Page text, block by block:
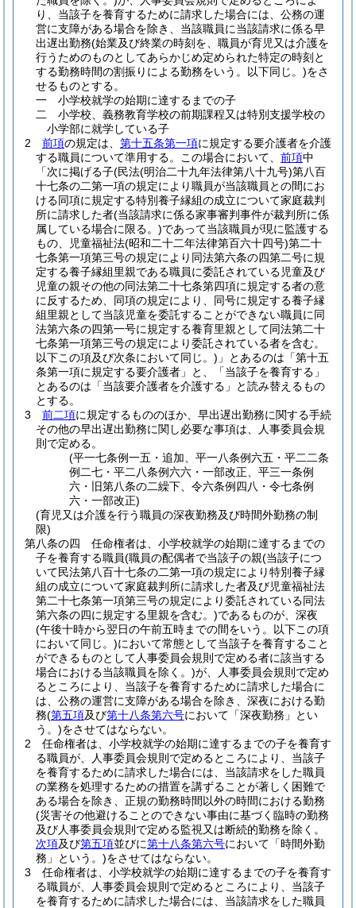
り、当該子を養育するために請求した場合には、公務の運
営に支障がある場合を除き、当該職員に当該請求に係る早
出遅出勤務(始業及び終業の時刻を、職員が育児又は介護を
行うためのものとしてあらかじめ定められた特定の時刻と
する勤務時間の割振りによる勤務をいう。以下同じ。)をさ
せるものとする。
一
小学校就学の始期に達するまでの子
二
小学校、義務教育学校の前期課程又は特別支援学校の
小学部に就学している子
2
前項の規定は、 第十五条第一項に規定する要介護者を介護
する職員について準用する。
この場合において、 前項中
「次に掲げる子(民法(明治二十九年法律第八十九号)第八百
十七条の二第一項の規定により職員が当該職員との間にお
ける同項に規定する特別養子縁組の成立について家庭裁判
所に請求した者(当該請求に係る家事審判事件が裁判所に係
属している場合に限る。)であって当該職員が現に監護する
もの、児童福祉法(昭和二十二年法律第百六十四号)第二十
七条第一項第三号の規定により同法第六条の四第二号に規
定する養子縁組里親である職員に委託されている児童及び
児童の親その他の同法第二十七条第四項に規定する者の意
に反するため、同項の規定により、同号に規定する養子縁
組里親として当該児童を委託することができない職員に同
法第六条の四第一号に規定する養育里親として同法第二十
七条第一項第三号の規定により委託されている者を含む。
以下この項及び次条において同じ。) 」とあるのは「第十五
条第一項に規定する要介護者」と、「当該子を養育する」
とあるのは「当該要介護者を介護する」と読み替えるもの
とする。
3
前二項に規定するもののほか、早出遅出勤務に関する手続
その他の早出遅出勤務に関し必要な事項は、人事委員会規
則で定める。
(平一七条例一五・追加、平一八条例六五・平二二条
例二七・平二八条例六六・一部改正、平三一条例
六・旧第八条の二繰下、令六条例四八・令七条例
六・一部改正)
(育児又は介護を行う職員の深夜勤務及び時間外勤務の制
限)
第八条の四
任命権者は、小学校就学の始期に達するまでの
子を養育する職員(職員の配偶者で当該子の親(当該子につ
いて民法第八百十七条の二第一項の規定により特別養子縁
組の成立について家庭裁判所に請求した者及び児童福祉法
第二十七条第一項第三号の規定により委託されている同法
第六条の四に規定する里親を含む。)であるものが、深夜
(午後十時から翌日の午前五時までの間をいう。以下この項
において同じ。)において常態として当該子を養育すること
ができるものとして人事委員会規則で定める者に該当する
場合における当該職員を除く。)が、人事委員会規則で定め
るところにより、当該子を養育するために請求した場合に
は、公務の運営に支障がある場合を除き、深夜における勤
務(第五項及び第十八条第六号において「深夜勤務」とい
う。)をさせてはならない。
2
任命権者は、小学校就学の始期に達するまでの子を養育す
る職員が、人事委員会規則で定めるところにより、当該子
を養育するために請求した場合には、当該請求をした職員
の業務を処理するための措置を講ずることが著しく困難で
ある場合を除き、正規の勤務時間以外の時間における勤務
(災害その他避けることのできない事由に基づく臨時の勤務
及び人事委員会規則で定める監視又は断続的勤務を除く。
次項及び第五項並びに第十八条第六号において「時間外勤
務」という。)をさせてはならない。
3
任命権者は、小学校就学の始期に達するまでの子を養育す
る職員が、人事委員会規則で定めるところにより、当該子
を養育するために請求した場合には、当該請求をした職員